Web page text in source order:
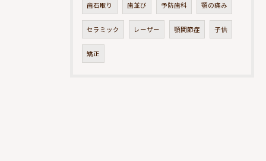
歯石取り 歯並び 予防歯科 顎の痛み
セラミック レーザー 顎関節症 子供
矯正